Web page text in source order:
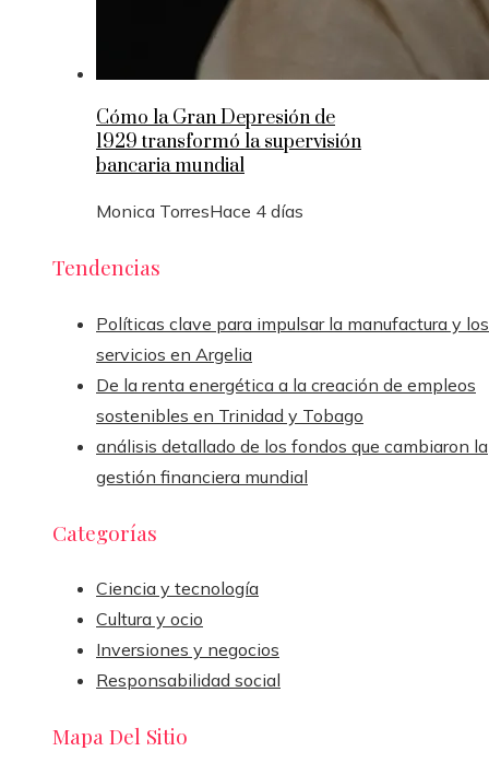
Cómo la Gran Depresión de
1929 transformó la supervisión
bancaria mundial
Monica TorresHace 4 días
Tendencias
Políticas clave para impulsar la manufactura y los
servicios en Argelia
De la renta energética a la creación de empleos
sostenibles en Trinidad y Tobago
análisis detallado de los fondos que cambiaron la
gestión financiera mundial
Categorías
Ciencia y tecnología
Cultura y ocio
Inversiones y negocios
Responsabilidad social
Mapa Del Sitio